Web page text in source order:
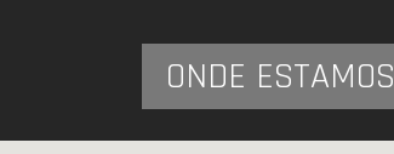
ONDE ESTAMOS